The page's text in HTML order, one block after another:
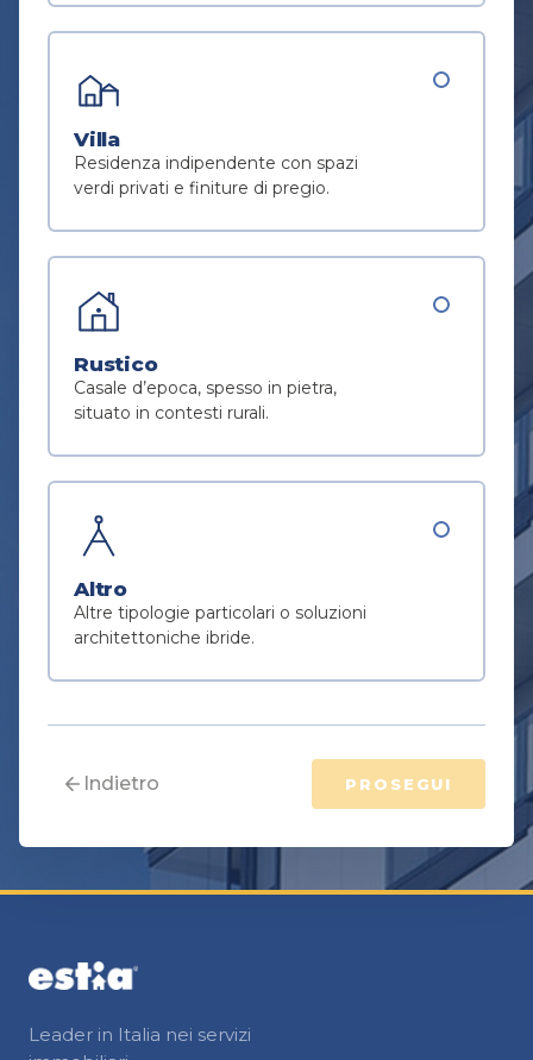
Villa
Residenza indipendente con spazi
verdi privati e finiture di pregio.
Rustico
Casale d’epoca, spesso in pietra,
situato in contesti rurali.
Altro
Altre tipologie particolari o soluzioni
architettoniche ibride.
Indietro PROSEGUI
Leader in Italia nei servizi